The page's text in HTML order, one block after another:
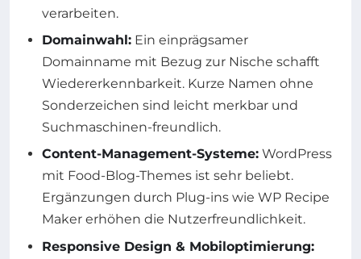
verarbeiten.
Domainwahl: Ein einprägsamer
Domainname mit Bezug zur Nische schafft
Wiedererkennbarkeit. Kurze Namen ohne
Sonderzeichen sind leicht merkbar und
Suchmaschinen-freundlich.
Content-Management-Systeme: WordPress
mit Food-Blog-Themes ist sehr beliebt.
Ergänzungen durch Plug-ins wie WP Recipe
Maker erhöhen die Nutzerfreundlichkeit.
Responsive Design & Mobiloptimierung: